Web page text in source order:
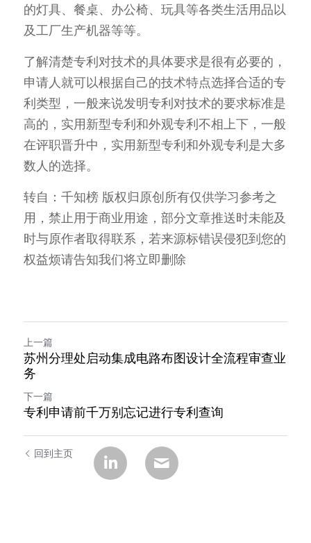
的灯具、餐桌、办公椅、玩具等各类生活用品以
及工厂生产机器等等。
了解清楚专利对技术的具体要求是很有必要的，
申请人就可以根据自己的技术特点选择合适的专
利类型，一般来说发明专利对技术的要求标准是
高的，实用新型专利和外观专利不相上下，一般
在评职晋升中，实用新型专利和外观专利是大多
数人的选择。
转自：千知榜 版权归原创所有仅供学习参考之
用，禁止用于商业用途，部分文章推送时未能及
时与原作者取得联系，若来源标错误侵犯到您的
权益烦请告知我们将立即删除
上一篇
苏州分理处启动集成电路布图设计全流程审查业
务
下一篇
专利申请前千万别忘记进行专利查询
回到主页